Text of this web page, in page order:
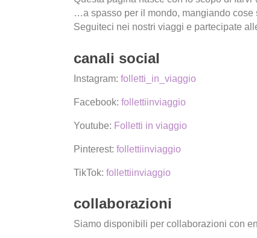
…a spasso per il mondo, mangiando
Seguiteci nei nostri viaggi e partecipate
canali social
Instagram: folletti_in_viaggio
Facebook: follettiinviaggio
Youtube: Folletti in viaggio
Pinterest: follettiinviaggio
TikTok: follettiinviaggio
collaborazioni
Siamo disponibili per collaborazioni con